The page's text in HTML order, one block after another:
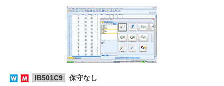
IB501C9
保守なし